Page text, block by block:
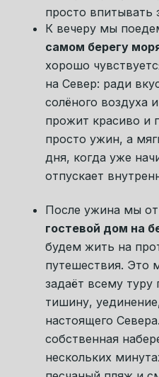
запахом натурального
интерьеры выполнены
Здесь чувствуется
но при этом сохранён
комфорта и всё, что
отдыха. В доме есть
столовая зона и
будет особенно
проживать это
тёплой атмосфере.
и Аметистовый берег